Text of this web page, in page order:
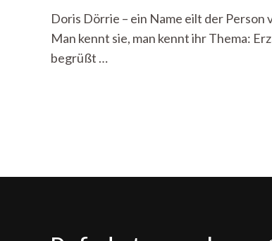
Doris Dörrie – ein Name eilt der
Man kennt sie, man kennt ihr Thema:
begrüßt …